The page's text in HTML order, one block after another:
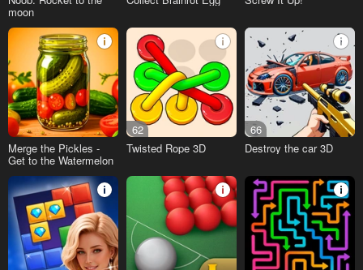
moon
Merge the Pickles -
Get to the Watermelon
62
Twisted Rope 3D
66
Destroy the car 3D